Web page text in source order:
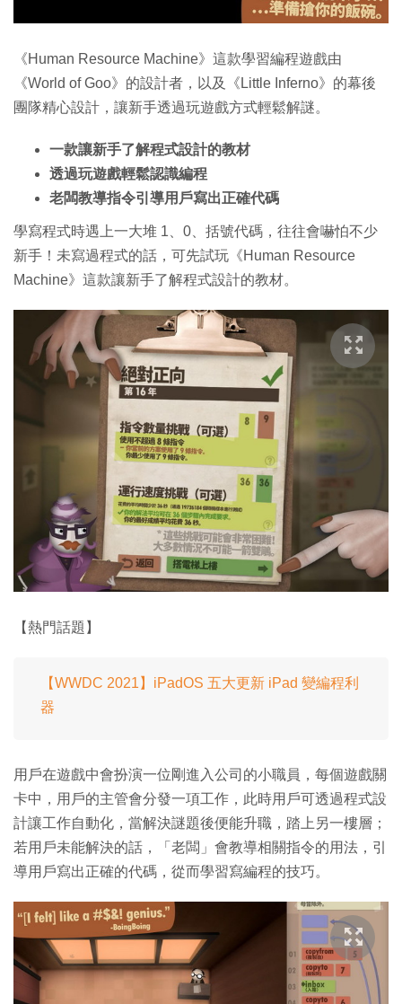
《Human Resource Machine》這款學習編程遊戲由
《World of Goo》的設計者，以及《Little Inferno》的幕後
團隊精心設計，讓新手透過玩遊戲方式輕鬆解謎。
一款讓新手了解程式設計的教材
透過玩遊戲輕鬆認識編程
老闆教導指令引導用戶寫出正確代碼
學寫程式時遇上一大堆 1、0、括號代碼，往往會嚇怕不少
新手！未寫過程式的話，可先試玩《Human Resource
Machine》這款讓新手了解程式設計的教材。
【熱門話題】
【WWDC 2021】iPadOS 五大更新 iPad 變編程利
器
用戶在遊戲中會扮演一位剛進入公司的小職員，每個遊戲關
卡中，用戶的主管會分發一項工作，此時用戶可透過程式設
計讓工作自動化，當解決謎題後便能升職，踏上另一樓層；
若用戶未能解決的話，「老闆」會教導相關指令的用法，引
導用戶寫出正確的代碼，從而學習寫編程的技巧。